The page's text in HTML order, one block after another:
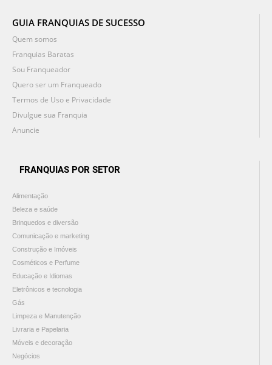
GUIA FRANQUIAS DE SUCESSO
Quem somos
Franquias Baratas
Sou Franqueador
Quero ser um Franqueado
Termos de Uso e Privacidade
Divulgue sua Franquia
Anuncie
FRANQUIAS POR SETOR
Alimentação
Beleza e saúde
Brinquedos e diversão
Comunicação e marketing
Construção e Imóveis
Cosméticos e Perfume
Educação e Idiomas
Eletrônicos e tecnologia
Gás
Limpeza e Manutenção
Livraria e Papelaria
Móveis e decoração
Negócios